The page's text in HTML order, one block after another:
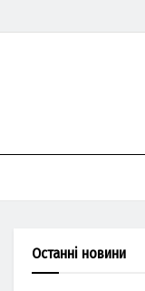
Останні новини